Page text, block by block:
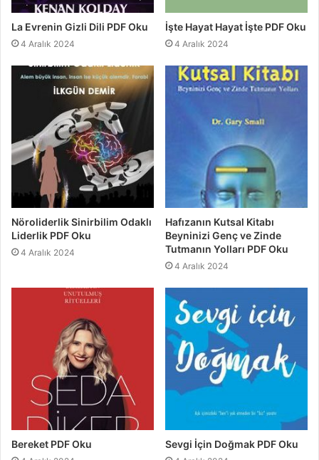
La Evrenin Gizli Dili PDF Oku
4 Aralık 2024
İşte Hayat Hayat İşte PDF Oku
4 Aralık 2024
Nöroliderlik Sinirbilim Odaklı
Liderlik PDF Oku
4 Aralık 2024
Hafızanın Kutsal Kitabı
Beyninizi Genç ve Zinde
Tutmanın Yolları PDF Oku
4 Aralık 2024
Bereket PDF Oku Sevgi İçin Doğmak PDF Oku